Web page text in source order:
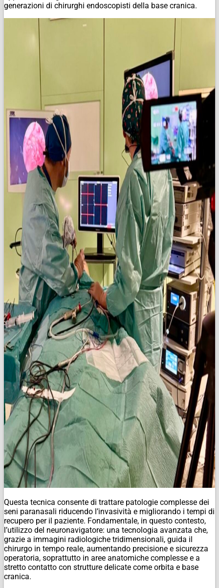
generazioni di chirurghi endoscopisti della base cranica.
Questa tecnica consente di trattare patologie complesse dei
seni paranasali riducendo l’invasività e migliorando i tempi di
recupero per il paziente. Fondamentale, in questo contesto,
l’utilizzo del neuronavigatore: una tecnologia avanzata che,
grazie a immagini radiologiche tridimensionali, guida il
chirurgo in tempo reale, aumentando precisione e sicurezza
operatoria, soprattutto in aree anatomiche complesse e a
stretto contatto con strutture delicate come orbita e base
cranica.